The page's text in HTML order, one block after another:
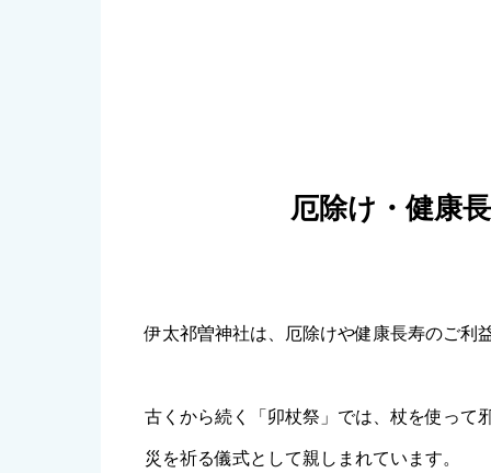
厄除け・健康
伊太祁曽神社は、厄除けや健康長寿のご利
古くから続く「卯杖祭」では、杖を使って
災を祈る儀式として親しまれています。